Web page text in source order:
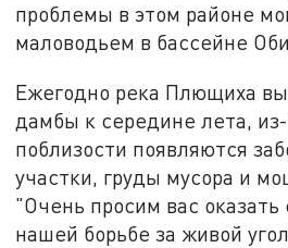
проблемы в этом районе
маловодьем в бассейне
Ежегодно река Плющиха
дамбы к середине лета, из-
поблизости появляются
участки, груды мусора и
"Очень просим вас оказать
нашей борьбе за живой